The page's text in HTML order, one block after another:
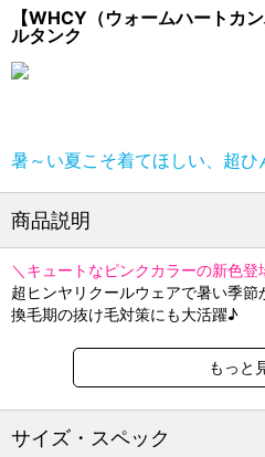
【WHCY（ウォームハートカ
ルタンク
暑～い夏こそ着てほしい、超
商品説明
＼キュートなピンクカラーの新色登
超ヒンヤリクールウェアで暑い季節
換毛期の抜け毛対策にも大活躍♪
＼ポイント／
１．その冷たさに触ればナットク！
心地いい冷たさが愛犬の体を包み込
２．ずっと着ていたい柔らかな肌触
もっと
サイズ・スペック